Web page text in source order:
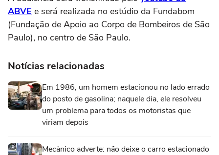
ABVE e será realizada no estúdio da Fundabom
(Fundação de Apoio ao Corpo de Bombeiros de São
Paulo), no centro de São Paulo.
Notícias relacionadas
Em 1986, um homem estacionou no lado errado
do posto de gasolina; naquele dia, ele resolveu
um problema para todos os motoristas que
viriam depois
Mecânico adverte: não deixe o carro estacionado